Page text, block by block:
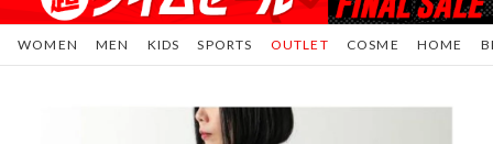
WOMEN MEN KIDS SPORTS COSME HOME
OUTLET